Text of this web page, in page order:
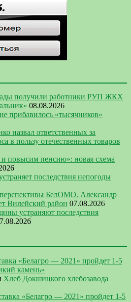
получили работники РУП ЖКХ
08.08.2026
прибавилось «тысячников»
назвал ответственных за
в пользу отечественных товаров
и повысим пенсию»: новая схема
последствия непогоды
перспективы БелОМО. Александр
Вилейский район 07.08.2026
устраняют последствия
«Белагро — 2021» пройдет 1-5
камень»
Хлеб Докшицкого хлебозавода
«Белагро — 2021» пройдет 1-5